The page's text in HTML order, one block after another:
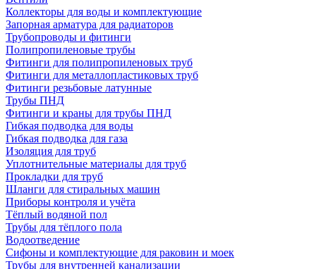
Коллекторы для воды и комплектующие
Запорная арматура для радиаторов
Трубопроводы и фитинги
Полипропиленовые трубы
Фитинги для полипропиленовых труб
Фитинги для металлопластиковых труб
Фитинги резьбовые латунные
Трубы ПНД
Фитинги и краны для трубы ПНД
Гибкая подводка для воды
Гибкая подводка для газа
Изоляция для труб
Уплотнительные материалы для труб
Прокладки для труб
Шланги для стиральных машин
Приборы контроля и учёта
Тёплый водяной пол
Трубы для тёплого пола
Водоотведение
Сифоны и комплектующие для раковин и моек
Трубы для внутренней канализации